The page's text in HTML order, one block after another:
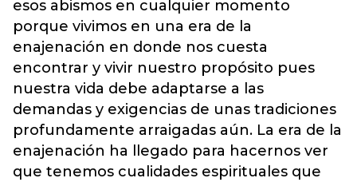
esos abismos en cualquier momento
porque vivimos en una era de la
enajenación en donde nos cuesta
encontrar y vivir nuestro propósito pues
nuestra vida debe adaptarse a las
demandas y exigencias de unas tradiciones
profundamente arraigadas aún. La era de la
enajenación ha llegado para hacernos ver
que tenemos cualidades espirituales que